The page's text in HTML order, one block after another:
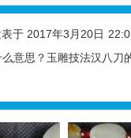
于 2017年3月20日
意思？玉雕技法汉八刀